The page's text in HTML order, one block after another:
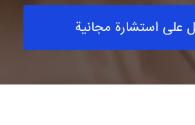
على استشارة مجانية